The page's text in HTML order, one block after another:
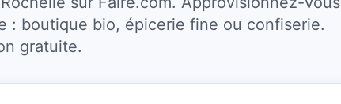
: boutique bio, épicerie fine ou confiserie.
gratuite.